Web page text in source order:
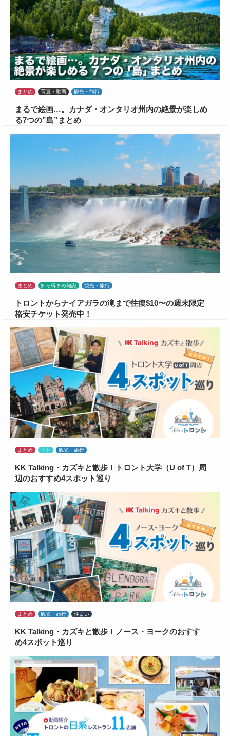
まとめ 写真・動画 観光・旅行
まるで絵画…。カナダ・オンタリオ州内の絶景が楽しめ
る7つの”島”まとめ
まとめ 知っ得まめ知識 観光・旅行
トロントからナイアガラの滝まで往復$10〜の週末限定
格安チケット発売中！
まとめ ヒト 観光・旅行
KK Talking・カズキと散歩！トロント大学（U of T）周
辺のおすすめ4スポット巡り
まとめ 観光・旅行 住まい
KK Talking・カズキと散歩！ノース・ヨークのおすす
め4スポット巡り